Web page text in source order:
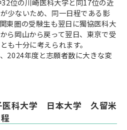
位の川崎医科大学と同17位の近
少ないため、同一日程である影
東圏の受験生も翌日に獨協医科大
ら岡山から戻って翌日、東京で受
も十分に考えられます。
2024年度と志願者数に大きな変
医科大学 日本大学 久留米